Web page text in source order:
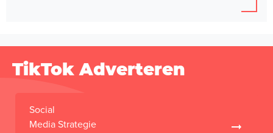
TikTok Adverteren
Social
Media Strategie